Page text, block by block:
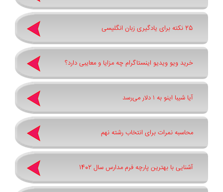
25 نکته برای یادگیری زبان انگلیسی
خرید ویو ویدیو اینستاگرام چه مزایا و معایبی دارد؟
آیا شیبا اینو به ۱ دلار می‌رسد
محاسبه نمرات برای انتخاب رشته نهم
آشنایی با بهترین پارچه فرم مدارس سال 1402